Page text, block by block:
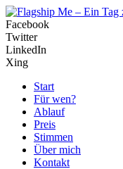
Facebook
Twitter
LinkedIn
Xing
Start
Für wen?
Ablauf
Preis
Stimmen
Über mich
Kontakt